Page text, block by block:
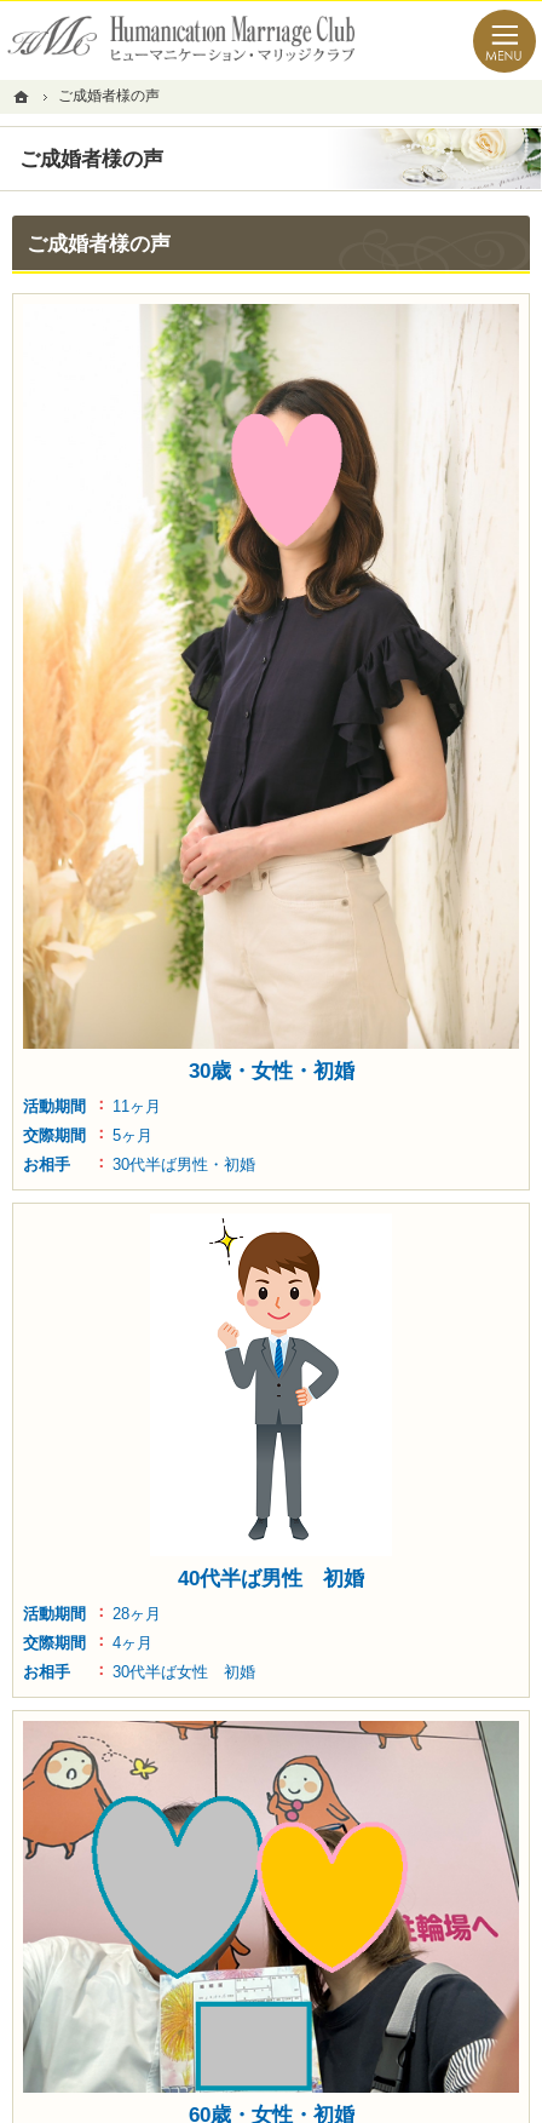
ホーム
ご成婚者様の声
ご成婚者様の声
経験豊富なコンサルタント。目黒・渋谷の結婚相談所なら当相談所へ。
目黒・渋谷の結婚相談所なら新しい出会いの場を開くヒューマニケーション・マリッジク
ご成婚者様の声
30歳・女性・初婚
活動期間
11ヶ月
交際期間
5ヶ月
お相手
30代半ば男性・初婚
40代半ば男性 初婚
活動期間
28ヶ月
交際期間
4ヶ月
お相手
30代半ば女性 初婚
60歳・女性・初婚